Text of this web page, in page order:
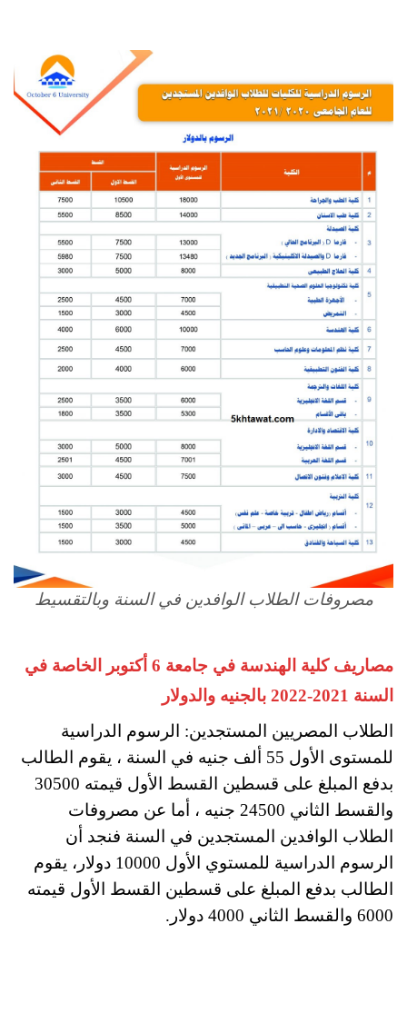
مصروفات الطلاب الوافدين في السنة وبالتقسيط
مصاريف كلية الهندسة في جامعة 6 أكتوبر الخاصة في
السنة 2021-2022 بالجنيه والدولار
الطلاب المصريين المستجدين: الرسوم الدراسية
للمستوى الأول 55 ألف جنيه في السنة ، يقوم الطالب
بدفع المبلغ على قسطين القسط الأول قيمته 30500
والقسط الثاني 24500 جنيه ، أما عن مصروفات
الطلاب الوافدين المستجدين في السنة فنجد أن
الرسوم الدراسية للمستوي الأول 10000 دولار، يقوم
الطالب بدفع المبلغ على قسطين القسط الأول قيمته
6000 والقسط الثاني 4000 دولار.